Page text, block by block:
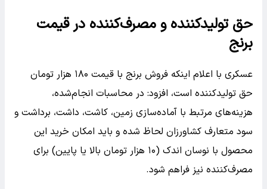
حق تولیدکننده و مصرف‌کننده در قیمت
برنج
عسکری با اعلام اینکه فروش برنج با قیمت ۱۸۰ هزار تومان
حق تولیدکننده است، افزود: در محاسبات انجام‌شده،
هزینه‌های مرتبط با آماده‌سازی زمین، کاشت، داشت، برداشت و
سود متعارف کشاورزان لحاظ شده و باید امکان خرید این
محصول با نوسان اندک (۱۰ هزار تومان بالا یا پایین) برای
مصرف‌کننده نیز فراهم شود.